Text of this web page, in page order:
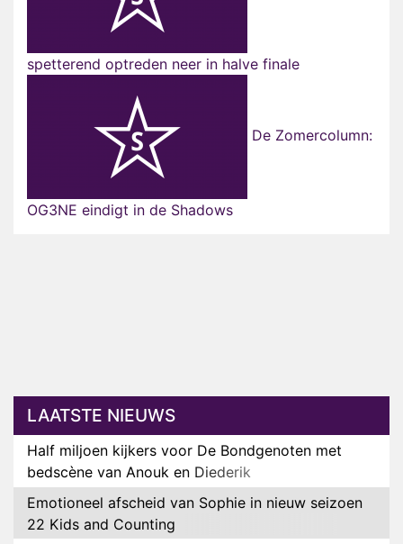
spetterend optreden neer in halve finale
De Zomercolumn:
OG3NE eindigt in de Shadows
LAATSTE NIEUWS
Half miljoen kijkers voor De Bondgenoten met
bedscène van Anouk en Diederik
Emotioneel afscheid van Sophie in nieuw seizoen
22 Kids and Counting